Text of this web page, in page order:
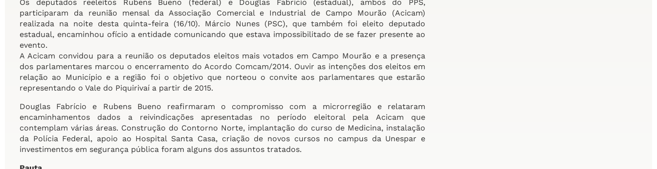
Os deputados reeleitos Rubens Bueno (federal) e Douglas Fabrício (estadual), ambos do PPS,
participaram da reunião mensal da Associação Comercial e Industrial de Campo Mourão (Acicam)
realizada na noite desta quinta-feira (16/10). Márcio Nunes (PSC), que também foi eleito deputado
estadual, encaminhou ofício a entidade comunicando que estava impossibilitado de se fazer presente ao
evento.
A Acicam convidou para a reunião os deputados eleitos mais votados em Campo Mourão e a presença
dos parlamentares marcou o encerramento do Acordo Comcam/2014. Ouvir as intenções dos eleitos em
relação ao Município e a região foi o objetivo que norteou o convite aos parlamentares que estarão
representando o Vale do Piquirivaí a partir de 2015.
Douglas Fabrício e Rubens Bueno reafirmaram o compromisso com a microrregião e relataram
encaminhamentos dados a reivindicações apresentadas no período eleitoral pela Acicam que
contemplam várias áreas. Construção do Contorno Norte, implantação do curso de Medicina, instalação
da Polícia Federal, apoio ao Hospital Santa Casa, criação de novos cursos no campus da Unespar e
investimentos em segurança pública foram alguns dos assuntos tratados.